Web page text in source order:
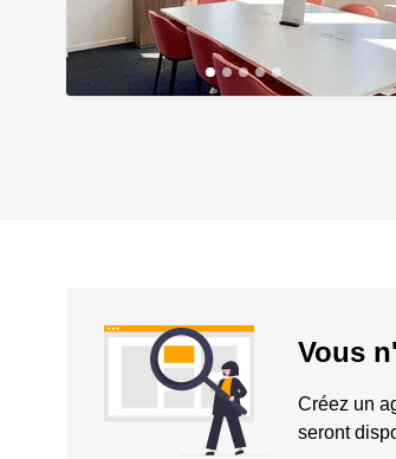
Vous
Créez un
seront